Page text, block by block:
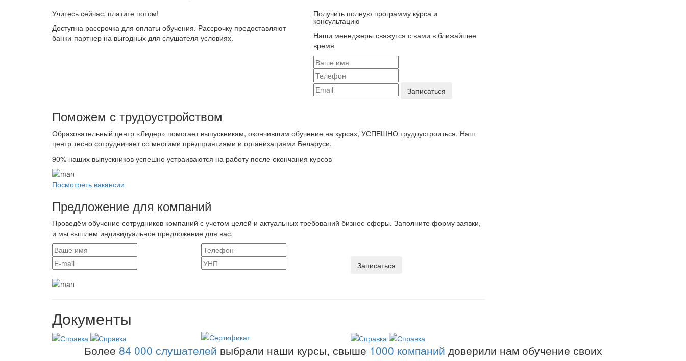
Учитесь сейчас, платите потом!
Доступна рассрочка для оплаты обучения. Рассрочку предоставляют
банки-партнер на выгодных для слушателя условиях.
Получить полную программу курса и
консультацию
Наши менеджеры свяжутся с вами в ближайшее
время
Поможем с трудоустройcтвом
Образовательный центр «Лидер» помогает выпускникам, окончившим обучение на курсах, УСПЕШНО трудоустроиться. Наш
центр тесно сотрудничает со многими предприятиями и организациями Беларуси.
90% наших выпускников успешно устраиваются на работу после окончания курсов
Посмотреть вакансии
Предложение для компаний
Проведём обучение сотрудников компаний с учетом целей и актуальных требований бизнес-сферы. Заполните форму заявки,
и мы вышлем индивидуальное предложение для вас.
Документы
Более 84 000 слушателей выбрали наши курсы, свыше 1000 компаний доверили нам обучение своих